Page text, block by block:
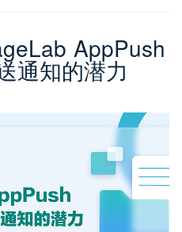
AppPush
通知的潜力